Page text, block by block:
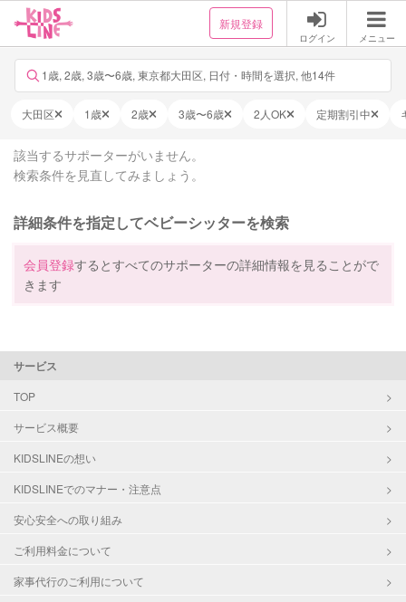
新規登録
ログイン メニュー
1歳, 2歳, 3歳〜6歳, 東京都大田区, 日付・時間を選択, 他14件
大田区 1歳 2歳 3歳〜6歳 2人OK 定期割引中
該当するサポーターがいません。
検索条件を見直してみましょう。
詳細条件を指定してベビーシッターを検索
会員登録するとすべてのサポーターの詳細情報を見ることがで
きます
サービス
TOP
サービス概要
KIDSLINEの想い
KIDSLINEでのマナー・注意点
安心安全への取り組み
ご利用料金について
家事代行のご利用について